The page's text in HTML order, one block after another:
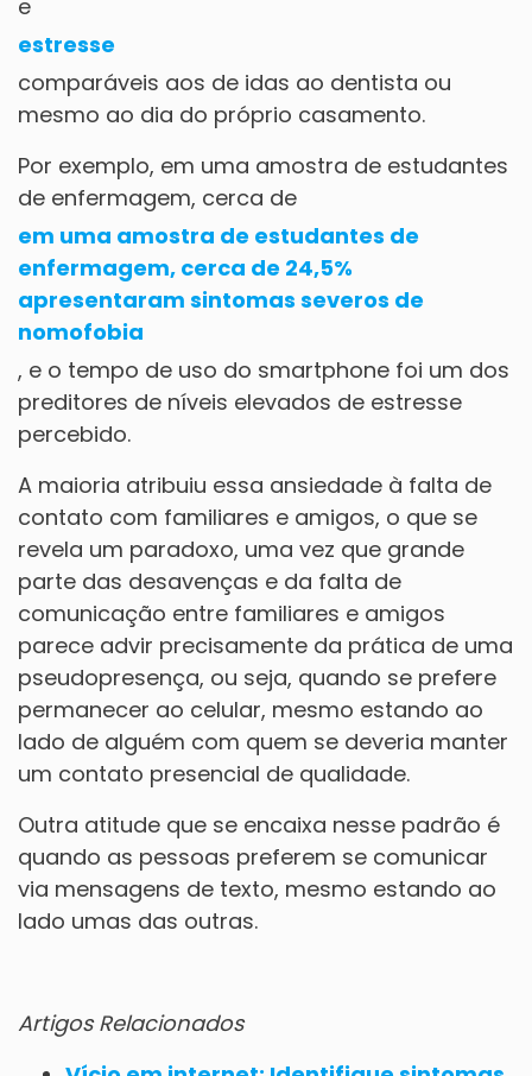
e
estresse
comparáveis aos de idas ao dentista ou
mesmo ao dia do próprio casamento.
Por exemplo, em uma amostra de estudantes
de enfermagem, cerca de
em uma amostra de estudantes de
enfermagem, cerca de 24,5%
apresentaram sintomas severos de
nomofobia
, e o tempo de uso do smartphone foi um dos
preditores de níveis elevados de estresse
percebido.
A maioria atribuiu essa ansiedade à falta de
contato com familiares e amigos, o que se
revela um paradoxo, uma vez que grande
parte das desavenças e da falta de
comunicação entre familiares e amigos
parece advir precisamente da prática de uma
pseudopresença, ou seja, quando se prefere
permanecer ao celular, mesmo estando ao
lado de alguém com quem se deveria manter
um contato presencial de qualidade.
Outra atitude que se encaixa nesse padrão é
quando as pessoas preferem se comunicar
via mensagens de texto, mesmo estando ao
lado umas das outras.
Artigos Relacionados